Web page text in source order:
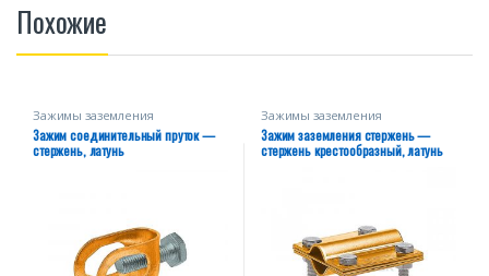
Похожие
Зажимы заземления
Зажим соединительный пруток —
стержень, латунь
Зажимы заземления
Зажим заземления стержень —
стержень крестообразный, латунь